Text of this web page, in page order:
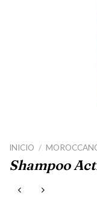
INICIO /
Shampoo